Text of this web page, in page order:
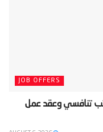
JOB OFFERS
سائق شاحنة في كندا 2026 براتب تنافسي وعقد عمل